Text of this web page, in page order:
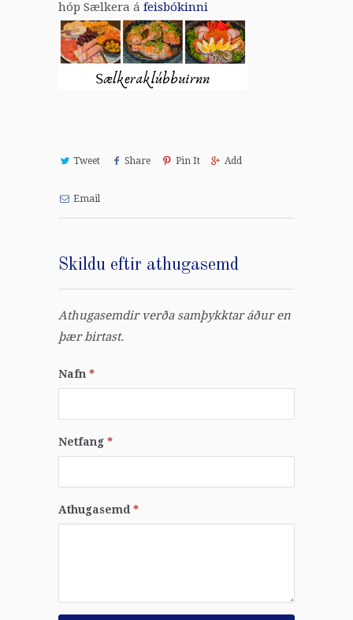
hóp Sælkera á feisbókinni
Tweet Share Pin It Add
Email
Skildu eftir athugasemd
Athugasemdir verða samþykktar áður en
þær birtast.
Nafn *
Netfang *
Athugasemd*